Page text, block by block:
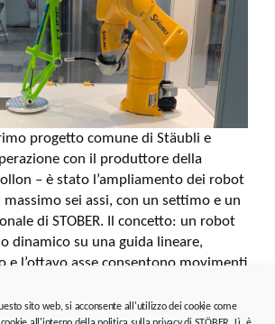
sito web, si acconsente all'utilizzo dei cookie come
progetto comune di Stäubli e
con il produttore della
– è stato l’ampliamento dei robot
sei assi, con un settimo e un
di STOBER. Il concetto: un robot
dinamico su una guida lineare,
e l’ottavo asse consentono movimenti
flessibile e può essere